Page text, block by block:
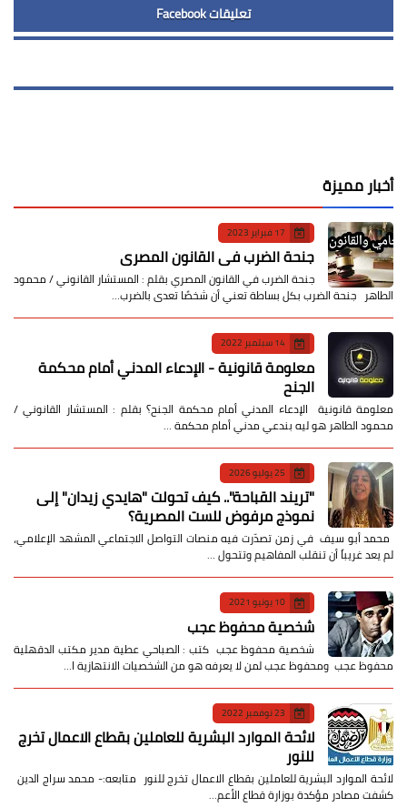
تعليقات Facebook
أخبار مميزة
17 فبراير 2023
جنحة الضرب في القانون المصري
جنحة الضرب في القانون المصري بقلم : المستشار القانوني / محمود
الطاهر جنحة الضرب بكل بساطة تعني أن شخصًا تعدى بالضرب…
14 سبتمبر 2022
معلومة قانونية - الإدعاء المدني أمام محكمة
الجنح
معلومة قانونية الإدعاء المدني أمام محكمة الجنح؟ بقلم : المستشار القانوني /
محمود الطاهر هو ليه بندعي مدني أمام محكمة …
25 يوليو 2026
​"تريند القباحة".. كيف تحولت "هايدي زيدان" إلى
نموذج مرفوض للست المصرية؟
​ محمد أبو سيف ​في زمن تصدّرت فيه منصات التواصل الاجتماعي المشهد الإعلامي،
لم يعد غريباً أن تنقلب المفاهيم وتتحول …
10 يونيو 2021
شخصية محفوظ عجب
شخصية محفوظ عجب كتب : الصباحي عطية مدير مكتب الدقهلية
محفوظ عجب ومحفوظ عجب لمن لا يعرفه هو من الشخصيات الانتهازية ا…
23 نوفمبر 2022
لائحة الموارد البشرية للعاملين بقطاع الاعمال تخرج
للنور
لائحة الموارد البشرية للعاملين بقطاع الاعمال تخرج للنور متابعه:- محمد سراج الدين
كشفت مصادر مؤكدة بوزارة قطاع الأعم…